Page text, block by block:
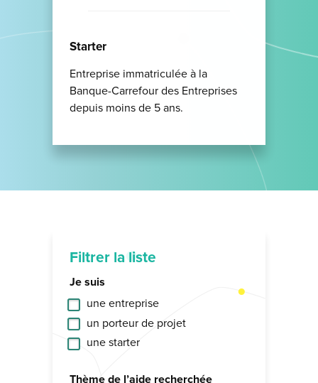
Starter
Entreprise immatriculée à la
Banque-Carrefour des Entreprises
depuis moins de 5 ans.
Filtrer la liste
Je suis
une entreprise
un porteur de projet
une starter
Thème de l’aide recherchée